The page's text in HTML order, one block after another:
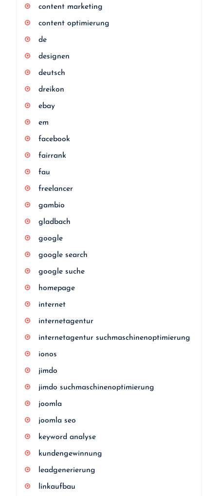
content marketing
content optimierung
de
designen
deutsch
dreikon
ebay
em
facebook
fairrank
fau
freelancer
gambio
gladbach
google
google search
google suche
homepage
internet
internetagentur
internetagentur suchmaschinenoptimierung
ionos
jimdo
jimdo suchmaschinenoptimierung
joomla
joomla seo
keyword analyse
kundengewinnung
leadgenerierung
linkaufbau